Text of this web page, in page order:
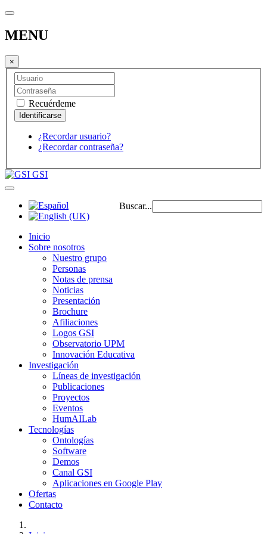
MENU
×
Recuérdeme
¿Recordar usuario?
¿Recordar contraseña?
GSI
Buscar...
Inicio
Sobre nosotros
Nuestro grupo
Personas
Notas de prensa
Noticias
Presentación
Brochure
Afiliaciones
Logos GSI
Observatorio UPM
Innovación Educativa
Investigación
Líneas de investigación
Publicaciones
Proyectos
Eventos
HumAILab
Tecnologías
Ontologías
Software
Demos
Canal GSI
Aplicaciones en Google Play
Ofertas
Contacto